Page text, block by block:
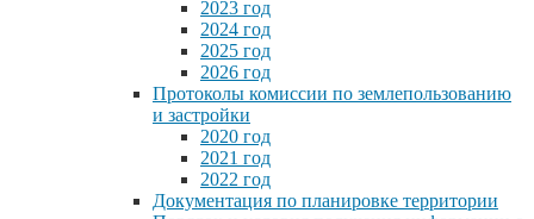
2023 год
2024 год
2025 год
2026 год
Протоколы комиссии по землепользованию
и застройки
2020 год
2021 год
2022 год
Документация по планировке территории